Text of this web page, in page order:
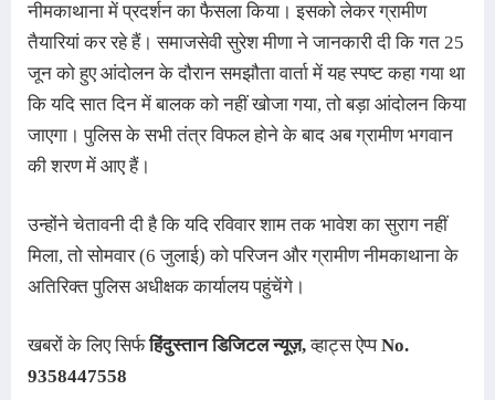
नीमकाथाना में प्रदर्शन का फैसला किया। इसको लेकर ग्रामीण
तैयारियां कर रहे हैं। समाजसेवी सुरेश मीणा ने जानकारी दी कि गत 25
जून को हुए आंदोलन के दौरान समझौता वार्ता में यह स्पष्ट कहा गया था
कि यदि सात दिन में बालक को नहीं खोजा गया, तो बड़ा आंदोलन किया
जाएगा। पुलिस के सभी तंत्र विफल होने के बाद अब ग्रामीण भगवान
की शरण में आए हैं।
उन्होंने चेतावनी दी है कि यदि रविवार शाम तक भावेश का सुराग नहीं
मिला, तो सोमवार (6 जुलाई) को परिजन और ग्रामीण नीमकाथाना के
अतिरिक्त पुलिस अधीक्षक कार्यालय पहुंचेंगे।
खबरों के लिए सिर्फ हिंदुस्तान डिजिटल न्यूज़,व्हाट्स ऐप्प No.
9358447558